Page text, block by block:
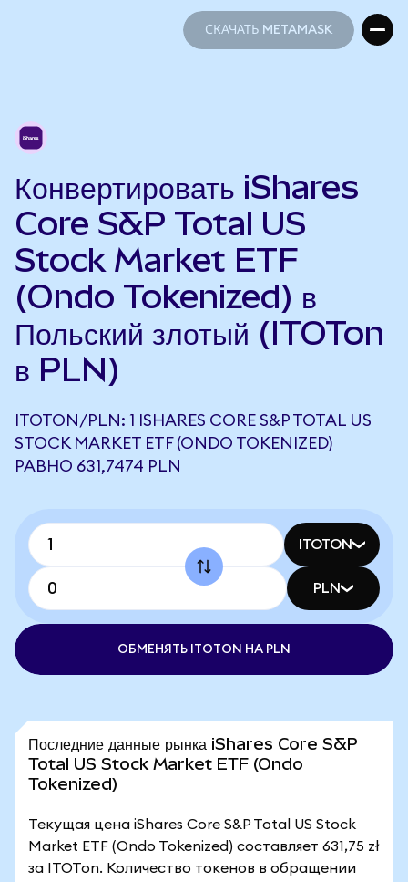
СКАЧАТЬ METAMASK
Конвертировать iShares
Core S&P Total US
Stock Market ETF
(Ondo Tokenized) в
Польский злотый (ITOTon
в PLN)
ITOTON/PLN: 1 ISHARES CORE S&P TOTAL US
STOCK MARKET ETF (ONDO TOKENIZED)
РАВНО 631,7474 PLN
ITOTON
PLN
ОБМЕНЯТЬ ITOTON НА PLN
Последние данные рынка iShares Core S&P
Total US Stock Market ETF (Ondo
Tokenized)
Текущая цена iShares Core S&P Total US Stock
Market ETF (Ondo Tokenized) составляет 631,75 zł
за ITOTon. Количество токенов в обращении